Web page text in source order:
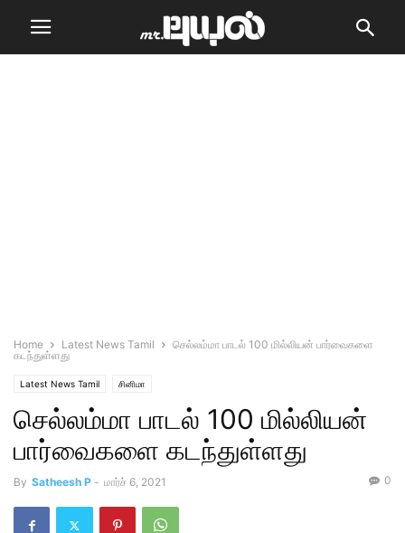
Home Latest News Tamil
செல்லம்மா பாடல் 100 மில்லியன் பார்வைகளை
கடந்துள்ளது
Latest News Tamil சினிமா
செல்லம்மா பாடல் 100 மில்லியன்
பார்வைகளை கடந்துள்ளது
By Satheesh P - மார்ச் 6, 2021 0